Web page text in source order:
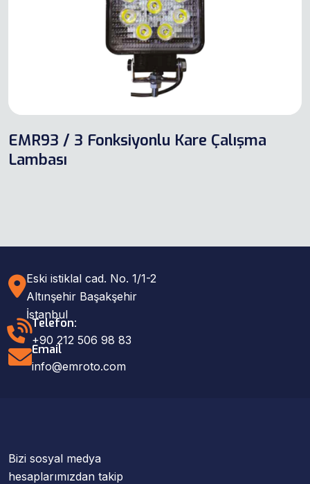
EMR93 / 3 Fonksiyonlu Kare Çalışma
Lambası
Eski istiklal cad. No. 1/1-2
Altınşehir Başakşehir
İstanbul
Telefon:
+90 212 506 98 83
Email
info@emroto.com
Bizi sosyal medya
hesaplarımızdan takip